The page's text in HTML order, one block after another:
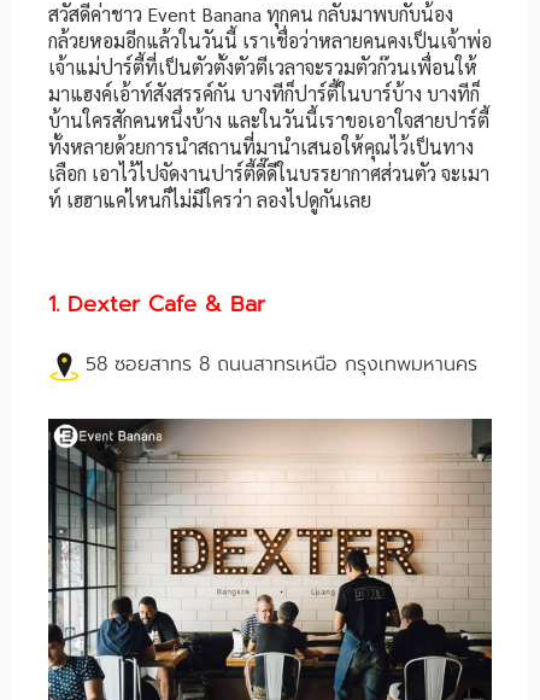
สวัสดีค่าชาว Event Banana ทุกคน กลับมาพบกับน้อง
กล้วยหอมอีกแล้วในวันนี้ เราเชื่อว่าหลายคนคงเป็นเจ้าพ่อ
เจ้าแม่ปาร์ตี้ที่เป็นตัวตั้งตัวตีเวลาจะรวมตัวก๊วนเพื่อนให้
มาแฮงค์เอ้าท์สังสรรค์กัน บางทีก็ปาร์ตี้ในบาร์บ้าง บางทีก็
บ้านใครสักคนหนึ่งบ้าง และในวันนี้เราขอเอาใจสายปาร์ตี้
ทั้งหลายด้วยการนำสถานที่มานำเสนอให้คุณไว้เป็นทาง
เลือก เอาไว้ไปจัดงานปาร์ตี้ดี๊ดีในบรรยากาศส่วนตัว จะเมา
ท์ เฮฮาแค่ไหนก็ไม่มีใครว่า ลองไปดูกันเลย
1. Dexter Cafe & Bar
58 ซอยสาทร 8 ถนนสาทรเหนือ กรุงเทพมหานคร